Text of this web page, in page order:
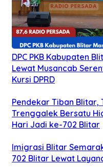
DPC PKB Kabupaten
Lewat Musancab
Kursi DPRD
Pendekar Tiban Blitar,
Trenggalek Bersatu
Hari Jadi ke-702 Blitar
Imigrasi Blitar
702 Blitar Lewat